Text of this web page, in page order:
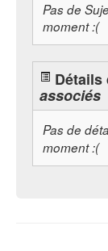
Pas de
moment :(
Détails
associés
Pas de
moment :(